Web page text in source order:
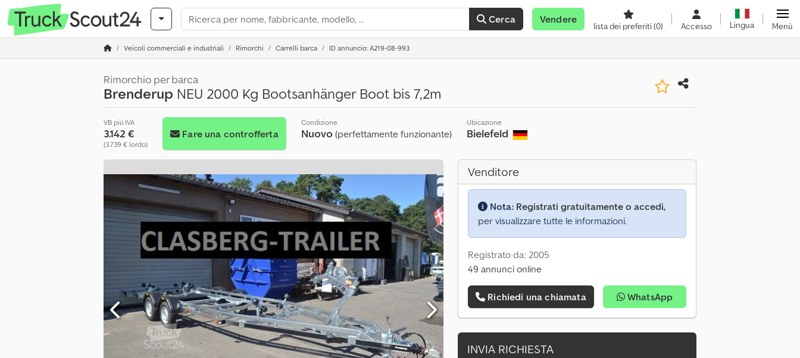
Cerca Vendere
lista dei preferiti (0) Accesso Lingua Menù
Veicoli commerciali e industriali Rimorchi Carrelli barca ID annuncio: A219-08-993
Rimorchio per barca
Brenderup NEU 2000 Kg Bootsanhänger Boot bis 7,2m
VB più IVA
3.142 €
(3.739 € lordo)
Fare una controfferta
Condizione
Nuovo (perfettamente funzionante)
Ubicazione
Bielefeld
Venditore
Nota: Registrati gratuitamente o accedi,
per visualizzare tutte le informazioni.
Registrato da: 2005
49 annunci online
Richiedi una chiamata WhatsApp
INVIA RICHIESTA